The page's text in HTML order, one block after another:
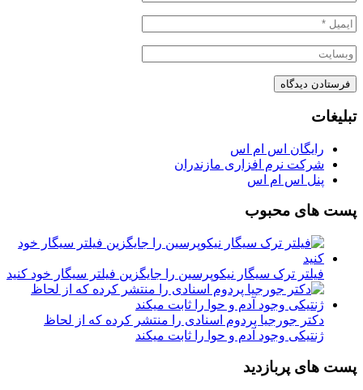
تبلیغات
رایگان اس ام اس
شرکت نرم افزاری مازندران
پنل اس ام اس
پست های محبوب
فیلتر ترک سیگار نیکوپرسین را جایگزین فیلتر سیگار خود کنید
دکتر جورجیا پردوم اسنادی را منتشر کرده که از لحاظ
ژنتیکی وجود آدم و حوا را ثابت میکند
پست های پربازدید